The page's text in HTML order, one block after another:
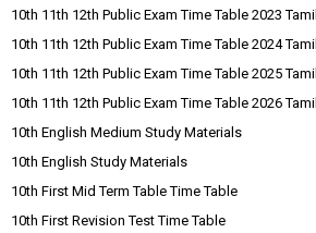
10th 11th 12th Public Exam Time Table 2023
10th 11th 12th Public Exam Time Table 2024
10th 11th 12th Public Exam Time Table 2025
10th 11th 12th Public Exam Time Table 2026
10th English Medium Study Materials
10th English Study Materials
10th First Mid Term Table Time Table
10th First Revision Test Time Table